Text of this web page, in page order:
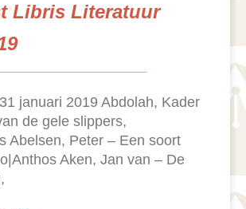
Libris Literatuur
januari 2019 Abdolah, Kader
de gele slippers,
Abelsen, Peter – Een soort
Aken, Jan van – De